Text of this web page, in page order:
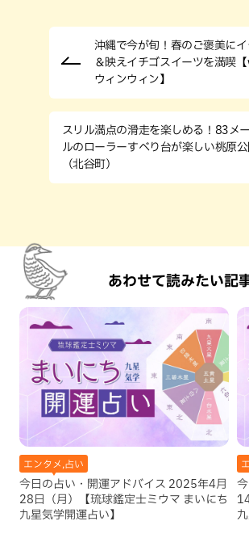
沖縄で今が旬！春のご褒美にイ
＆映えイチゴスイーツを満喫
ウィンウィン】
スリル満点の滑走を楽しめる！83メ
ルのローラーすべり台が楽しい桃原公
（北谷町）
あわせて読みたい記
エンタメ,占い
今日の占い・開運アドバイス 2025年4月
28日（月）【琉球鑑定士ミウマ まいにち
九星気学開運占い】